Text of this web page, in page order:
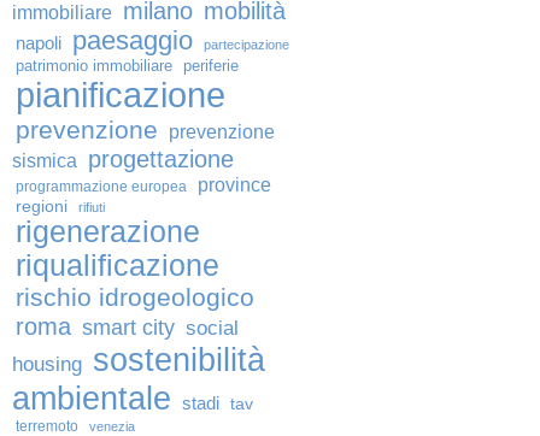
immobiliare milano mobilità
napoli paesaggio partecipazione
patrimonio immobiliare periferie
pianificazione
prevenzione
prevenzione
sismica
progettazione
programmazione europea province
regioni rifiuti
rigenerazione
riqualificazione
rischio idrogeologico
roma smart city social
housing sostenibilità
ambientale stadi tav
terremoto venezia